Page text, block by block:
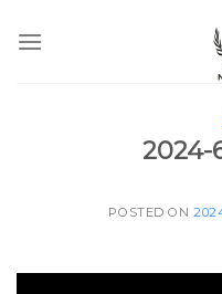
2024-
POSTED ON